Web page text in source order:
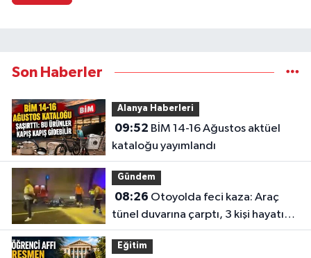
Son Haberler
Alanya Haberleri
09:52
kataloğu yayımlandı
Gündem
08:26
tünel duvarına çarptı, 3 kişi hayatını
kaybetti
Eğitim